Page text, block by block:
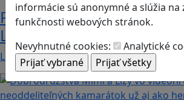
informácie sú anonymné a slúžia na
funkčnosti webových stránok.
Nevyhnutné cookies:
Analytické
Prvé kroky do sveta
Lightbot učí deti logike a
Lightbot: Code Hour je zábavná a